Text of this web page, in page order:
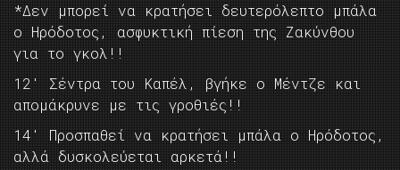
*Δεν μπορεί να κρατήσει δευτερόλεπτο μπάλα
ο Ηρόδοτος, ασφυκτική πίεση της Ζακύνθου
για το γκολ!!
12′ Σέντρα του Καπέλ, βγήκε ο Μέντζε και
απομάκρυνε με τις γροθιές!!
14′ Προσπαθεί να κρατήσει μπάλα ο Ηρόδοτος,
αλλά δυσκολεύεται αρκετά!!